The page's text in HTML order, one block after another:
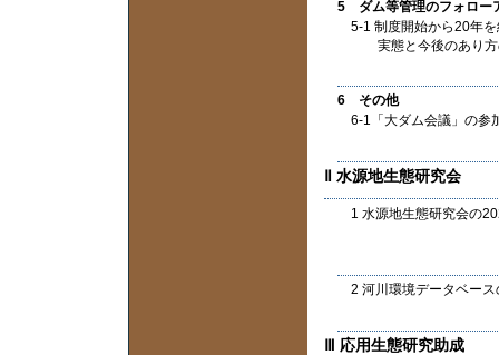
5 ダム等管理のフォロー
5-1 制度開始から20年
実態と今後のあり方
6 その他
6-1「大ダム会議」の参
Ⅱ 水源地生態研究会
1 水源地生態研究会の
2 河川環境データベー
Ⅲ 応用生態研究助成